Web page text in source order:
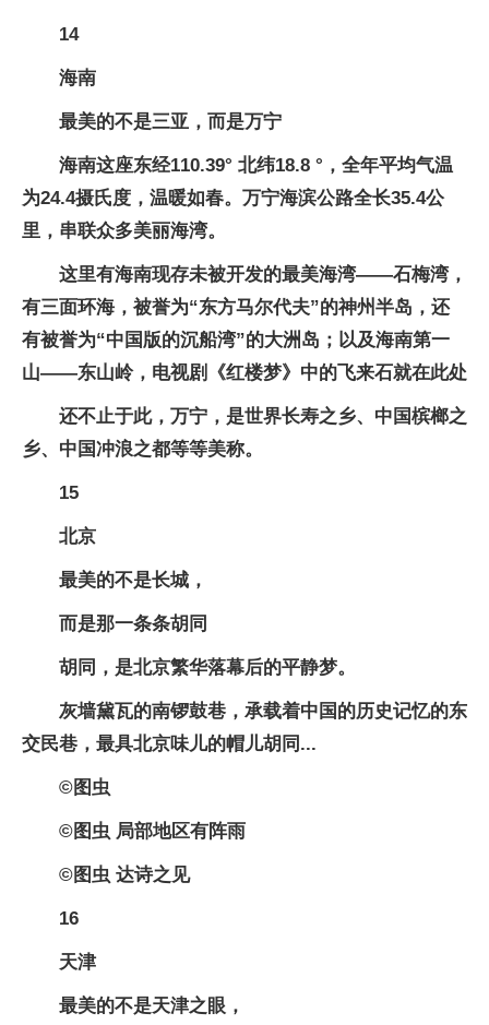
14
海南
最美的不是三亚，而是万宁
海南这座东经110.39° 北纬18.8 °，全年平均气温
为24.4摄氏度，温暖如春。万宁海滨公路全长35.4公
里，串联众多美丽海湾。
这里有海南现存未被开发的最美海湾——石梅湾，
有三面环海，被誉为“东方马尔代夫”的神州半岛，还
有被誉为“中国版的沉船湾”的大洲岛；以及海南第一
山——东山岭，电视剧《红楼梦》中的飞来石就在此处
还不止于此，万宁，是世界长寿之乡、中国槟榔之
乡、中国冲浪之都等等美称。
15
北京
最美的不是长城，
而是那一条条胡同
胡同，是北京繁华落幕后的平静梦。
灰墙黛瓦的南锣鼓巷，承载着中国的历史记忆的东
交民巷，最具北京味儿的帽儿胡同...
©图虫
©图虫 局部地区有阵雨
©图虫 达诗之见
16
天津
最美的不是天津之眼，